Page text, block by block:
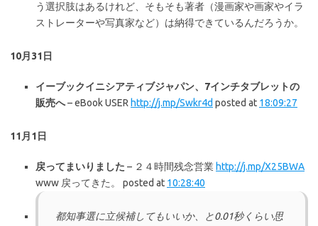
う選択肢はあるけれど、そもそも著者（漫画家や画家やイラ
ストレーターや写真家など）は納得できているんだろうか。
10月31日
イーブックイニシアティブジャパン、7インチタブレットの
販売へ– eBook USER http://j.mp/Swkr4d posted at 18:09:27
11月1日
戻ってまいりました – ２４時間残念営業 http://j.mp/X25BWA
www 戻ってきた。 posted at 10:28:40
都知事選に立候補してもいいか、と0.01秒くらい思